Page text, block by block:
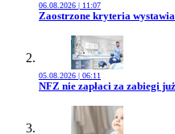
06.08.2026 | 11:07
Przejdź do artykułu:
Zaostrzone kryteria
05.08.2026 | 06:11
Przejdź do artykułu:
NFZ nie zapłaci za zabiegi